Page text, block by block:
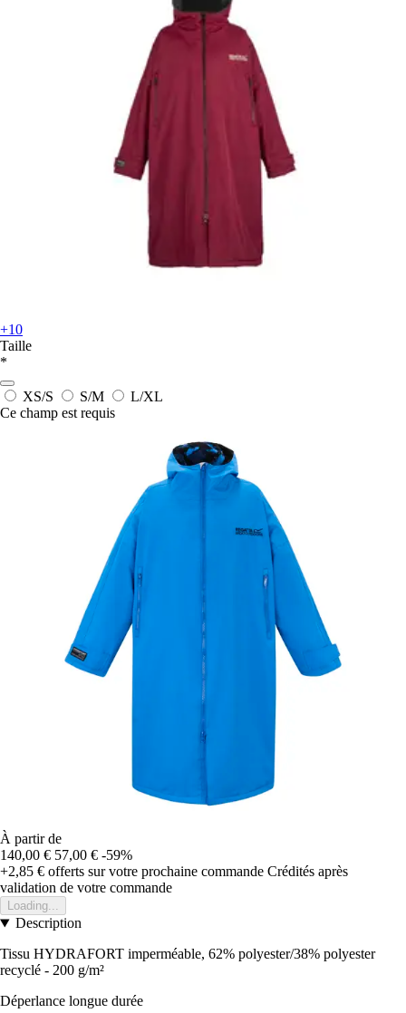
+10
Taille
*
XS/S S/M
L/XL
Ce champ est requis
À partir de
140,00 € 57,00 € -59%
+2,85 € offerts sur votre prochaine commande Crédités après
validation de votre commande
Loading...
Description
Tissu HYDRAFORT imperméable, 62% polyester/38% polyester
recyclé - 200 g/m²
Déperlance longue durée